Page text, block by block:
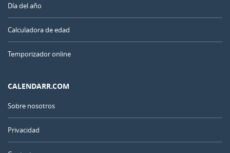
Día del año
Calculadora de edad
Temporizador online
CALENDARR.COM
Sobre nosotros
Privacidad